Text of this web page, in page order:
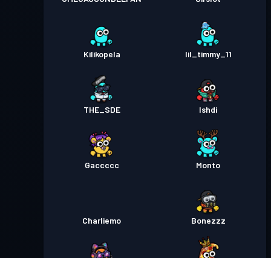
Kilikopela lil_timmy_11
THE_SDE Ishdi
Gaccccc Monto
Charliemo Bonezzz